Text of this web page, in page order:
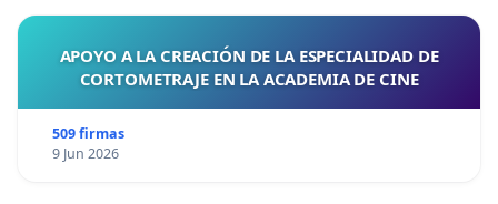
APOYO A LA CREACIÓN DE LA ESPECIALIDAD DE
CORTOMETRAJE EN LA ACADEMIA DE CINE
509 firmas
9 Jun 2026